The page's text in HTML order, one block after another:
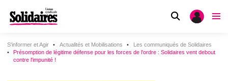
S'informer et Agir Actualités et Mobilisations
Les communiqués de Solidaires
Présomption de légitime défense pour les forces de l'ordre : Solidaires vent debout
contre l'impunité !